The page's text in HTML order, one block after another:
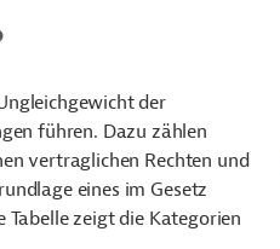
der
führen. Dazu zählen
vertraglichen Rechten und
eines im Gesetz
zeigt die Kategorien